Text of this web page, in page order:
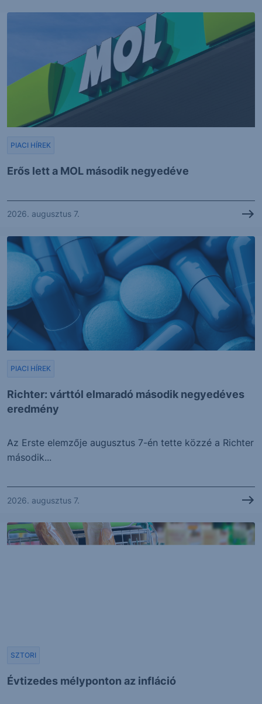
Erős lett a MOL második negyedéve
PIACI HÍREK
2026. augusztus 7.
Richter: várttól elmaradó második negyedéves
eredmény
PIACI HÍREK
Az Erste elemzője augusztus 7-én tette közzé a Richter
második...
2026. augusztus 7.
Évtizedes mélyponton az infláció
SZTORI